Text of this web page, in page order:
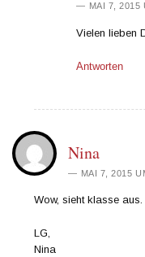
MAI 7, 2015
Vielen lieben
Antworten
Nina
MAI 7, 2015
Wow, sieht klasse
LG,
Nina